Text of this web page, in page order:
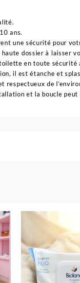
ans.
une sécurité pour
haute dossier à laisser
en toute sécurité
il est étanche et
respectueux de
et la boucle